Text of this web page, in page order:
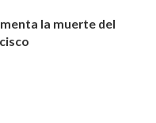
la muerte del